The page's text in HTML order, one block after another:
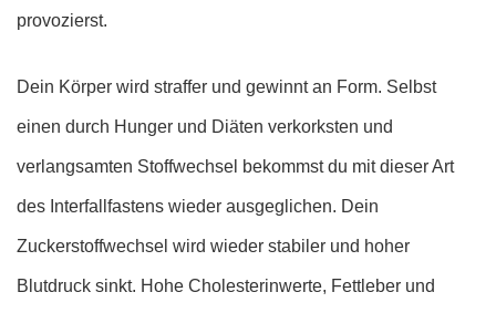
provozierst.
Dein Körper wird straffer und gewinnt an Form. Selbst
einen durch Hunger und Diäten verkorksten und
verlangsamten Stoffwechsel bekommst du mit dieser Art
des Interfallfastens wieder ausgeglichen. Dein
Zuckerstoffwechsel wird wieder stabiler und hoher
Blutdruck sinkt. Hohe Cholesterinwerte, Fettleber und